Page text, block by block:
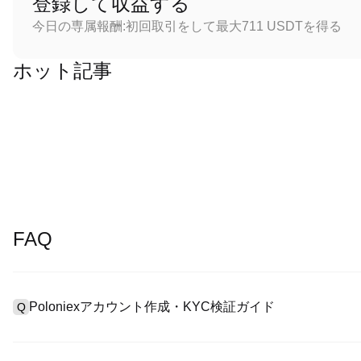
今日の専属報酬:初回取引をして最大711 USDTを得る
ホット記事
FAQ
Q Poloniexアカウント作成・KYC検証ガイド